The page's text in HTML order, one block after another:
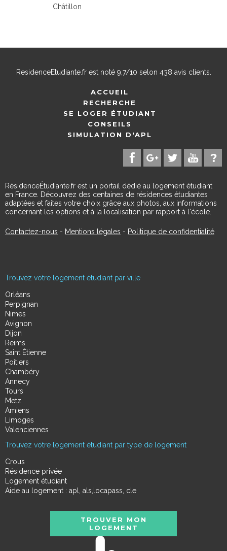
Châtillon
ResidenceEtudiante.frest noté 9,7/10 selon 438 avis clients.
ACCUEIL
RECHERCHE
SE LOGER ÉTUDIANT
CONSEILS
SIMULATION D'APL
RésidenceÉtudiante.fr est un portail dédié au logement étudiant
en France. Découvrez des centaines de résidences étudiantes
adaptées et faites votre choix grâce aux photos, aux informations
concernant les options et à la localisation par rapport à l'école.
Contactez-nous - Mentions légales - Politique de confidentialité
Trouvez votre logement étudiant par ville
Orléans
Perpignan
Nimes
Avignon
Dijon
Reims
Saint Étienne
Poitiers
Chambéry
Annecy
Tours
Metz
Amiens
Limoges
Valenciennes
Trouvez votre logement étudiant par type de logement
Crous
Résidence privée
Logement étudiant
Aide au logement : apl, als,locapass, cle
TROUVER MON
LOGEMENT